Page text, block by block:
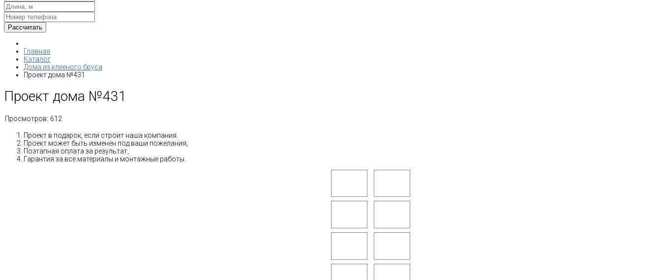
Главная
Каталог
Дома из клееного бруса
Проект дома №431
Проект дома №431
Просмотров: 612
Проект в подарок, если строит наша компания.
Проект может быть изменен под ваши пожелания,
Поэтапная оплата за результат,
Гарантия за все материалы и монтажные работы.